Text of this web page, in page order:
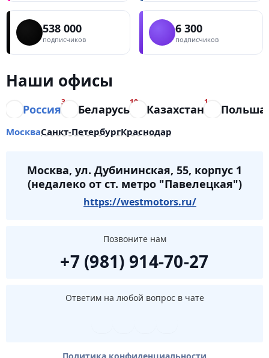
538 000
подписчиков
6 300
подписчиков
Наши офисы
Россия
3
Беларусь
10
Казахстан
1
Польша
МоскваСанкт-ПетербургКраснодар
Москва, ул. Дубининская, 55, корпус 1
(недалеко от ст. метро "Павелецкая")
https://westmotors.ru/
Позвоните нам
+7 (981) 914-70-27
Ответим на любой вопрос в чате